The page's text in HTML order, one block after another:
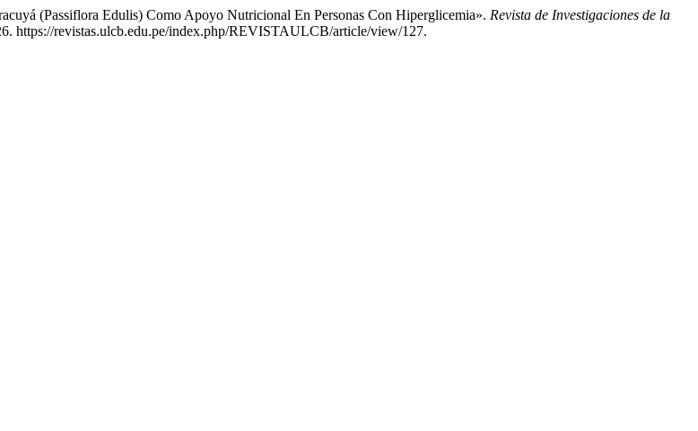
(Passiflora Edulis) Como Apoyo Nutricional En Personas Con Hiperglicemia». Revista de Investigaciones de la
https://revistas.ulcb.edu.pe/index.php/REVISTAULCB/article/view/127.